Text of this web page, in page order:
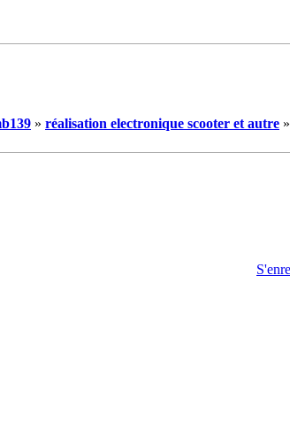
» réalisation electronique scooter et autre »